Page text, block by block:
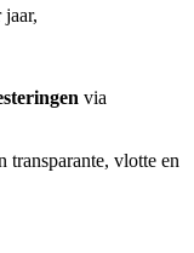
via
transparante, vlotte en